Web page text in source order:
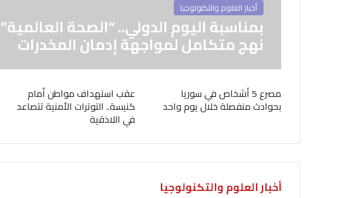
أخبار العلوم والتكنولوجيا
بمناسبة اليوم الدولي.. “الصحة
نهج متكامل لمواجهة إدمان المخدرات
مصرع 5 أشخاص في سوريا
بحوادث منفصلة خلال يوم واحد
عقب استهداف مواطن أمام
كنيسة.. التوترات الأمنية تتصاعد
في اللاذقية
أخبار العلوم والتكنولوجيا